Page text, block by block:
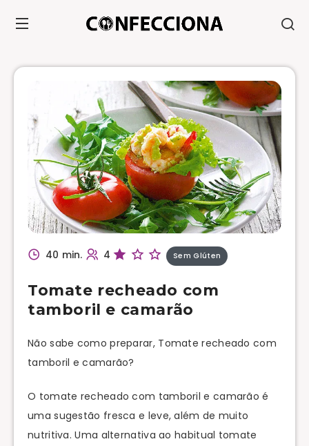
40 min. 4 Sem Glúten
Tomate recheado com
tamboril e camarão
Não sabe como preparar, Tomate recheado com
tamboril e camarão?
O tomate recheado com tamboril e camarão é
uma sugestão fresca e leve, além de muito
nutritiva. Uma alternativa ao habitual tomate